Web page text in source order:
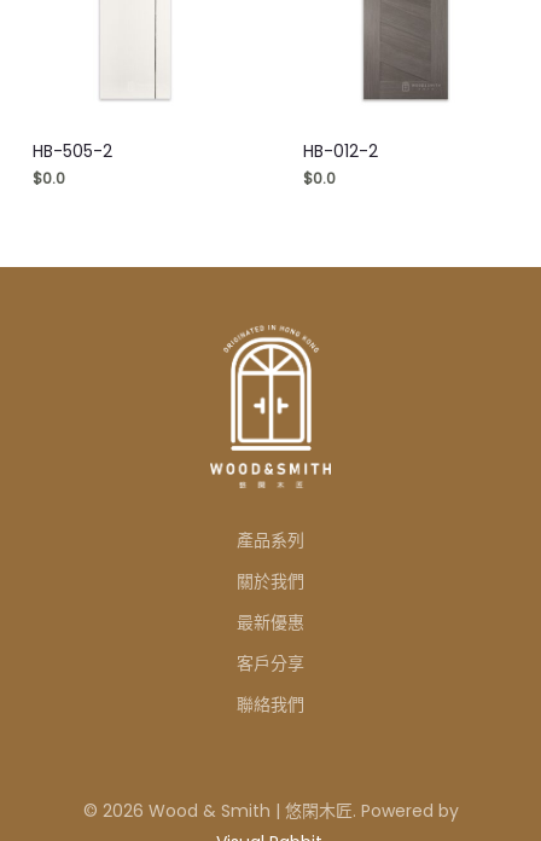
HB-505-2
$0.0
HB-012-2
$0.0
產品系列
關於我們
最新優惠
客戶分享
聯絡我們
© 2026 Wood & Smith | 悠閑木匠. Powered by